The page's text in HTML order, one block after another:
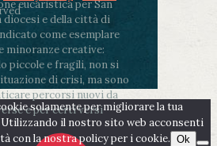
eucaristica per San
diocesi e della città di
come esemplare
minoranze creative:
piccole e fragili, non si
di crisi, ma sono
percorsi nuovi da
e per certi versi
solamente per migliorare la tua
il nostro sito web acconsenti
con la nostra policy per i cookie. Ok